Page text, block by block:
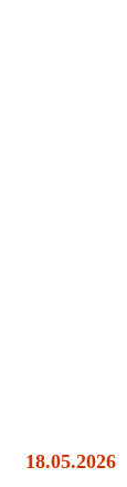
18.05.2026